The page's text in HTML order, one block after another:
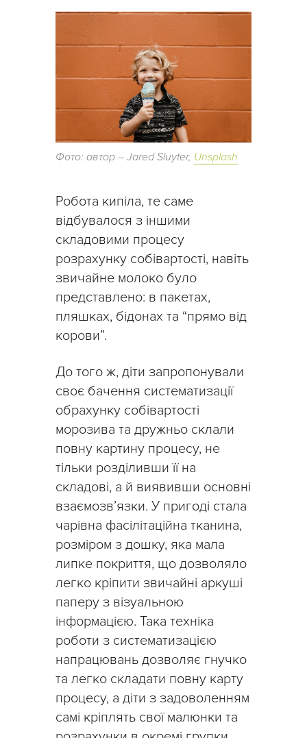
Фото: автор – Jared Sluyter, Unsplash
Робота кипіла, те саме
відбувалося з іншими
складовими процесу
розрахунку собівартості, навіть
звичайне молоко було
представлено: в пакетах,
пляшках, бідонах та “прямо від
корови”.
До того ж, діти запропонували
своє бачення систематизації
обрахунку собівартості
морозива та дружньо склали
повну картину процесу, не
тільки розділивши її на
складові, а й виявивши основні
взаємозв’язки. У пригоді стала
чарівна фасілітаційна тканина,
розміром з дошку, яка мала
липке покриття, що дозволяло
легко кріпити звичайні аркуші
паперу з візуальною
інформацією. Така техніка
роботи з систематизацією
напрацювань дозволяє гнучко
та легко складати повну карту
процесу, а діти з задоволенням
самі кріплять свої малюнки та